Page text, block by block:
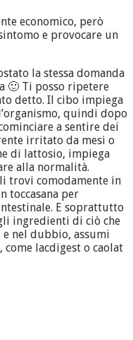
economico, però
e provocare un
la stessa domanda
🙂 Ti posso ripetere
detto. Il cibo impiega
quindi dopo
a sentire dei
irritato da mesi o
di lattosio, impiega
alla normalità.
trovi comodamente in
toccasana per
E soprattutto
ingredienti di ciò che
nel dubbio, assumi
lacdigest o caolat